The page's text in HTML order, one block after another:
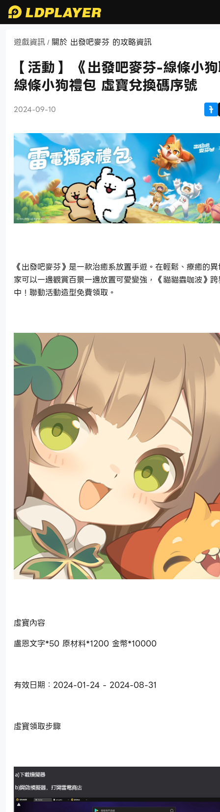
遊戲資訊 / 關於 出發吧麥芬 的攻略資訊
【活動】 《出發吧麥芬-線條小
線條小狗禮包 虛寶兌換碼序號
2024-09-10
《出發吧麥芬》是一款治癒系放置手遊。在輕鬆、療癒的
家可以一邊觀賞百景一邊放置可愛變強，《貓貓蟲咖波》
中！聯動活動造型免費領取。
虛寶內容
盧恩文字*50 原材料*1200 金幣*10000
有效日期：2024-01-24 - 2024-08-31
虛寶領取步驟